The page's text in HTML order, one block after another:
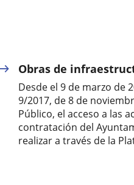
Obras de
Desde el 9 de marzo de
9/2017, de 8 de
Público, el acceso a las
contratación del
realizar a través de la